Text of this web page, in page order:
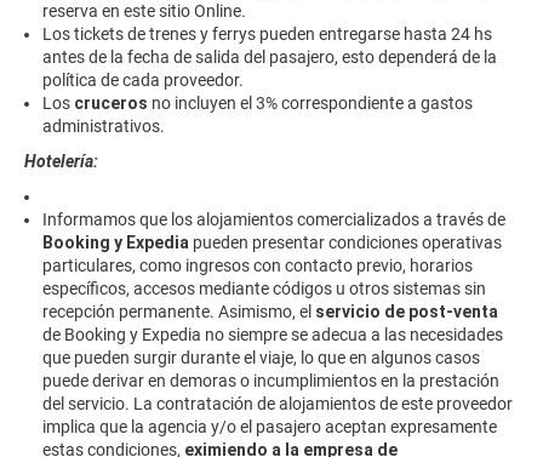
reserva en este sitio Online.
Los tickets de trenes y ferrys pueden entregarse hasta 24 hs
antes de la fecha de salida del pasajero, esto dependerá de la
política de cada proveedor.
Los cruceros no incluyen el 3% correspondiente a gastos
administrativos.
Hotelería:
Informamos que los alojamientos comercializados a través de
Booking y Expedia pueden presentar condiciones operativas
particulares, como ingresos con contacto previo, horarios
específicos, accesos mediante códigos u otros sistemas sin
recepción permanente. Asimismo, el servicio de post-venta
de Booking y Expedia no siempre se adecua a las necesidades
que pueden surgir durante el viaje, lo que en algunos casos
puede derivar en demoras o incumplimientos en la prestación
del servicio. La contratación de alojamientos de este proveedor
implica que la agencia y/o el pasajero aceptan expresamente
estas condiciones, eximiendo a la empresa de